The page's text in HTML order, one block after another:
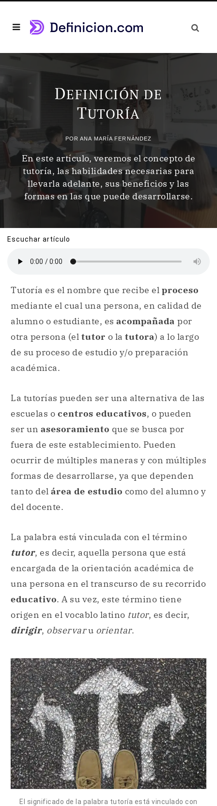
DEFINICIÓN DE
TUTORÍA
PORANA MARÍA FERNÁNDEZ
En este artículo, veremos el concepto de
tutoría, las habilidades necesarias para
llevarla adelante, sus beneficios y las
formas en las que puede desarrollarse.
Escuchar artículo
Tutoría es el nombre que recibe el proceso
mediante el cual una persona, en calidad de
alumno o estudiante, es acompañada por
otra persona (el tutor o la tutora) a lo largo
de su proceso de estudio y/o preparación
académica.
La tutorías pueden ser una alternativa de las
escuelas o centros educativos, o pueden
ser un asesoramiento que se busca por
fuera de este establecimiento. Pueden
ocurrir de múltiples maneras y con múltiples
formas de desarrollarse, ya que dependen
tanto del área de estudio como del alumno y
del docente.
La palabra está vinculada con el término
tutor, es decir, aquella persona que está
encargada de la orientación académica de
una persona en el transcurso de su recorrido
educativo. A su vez, este término tiene
origen en el vocablo latino tutor, es decir,
dirigir, observaru orientar.
El significado de la palabra tutoría está vinculado con